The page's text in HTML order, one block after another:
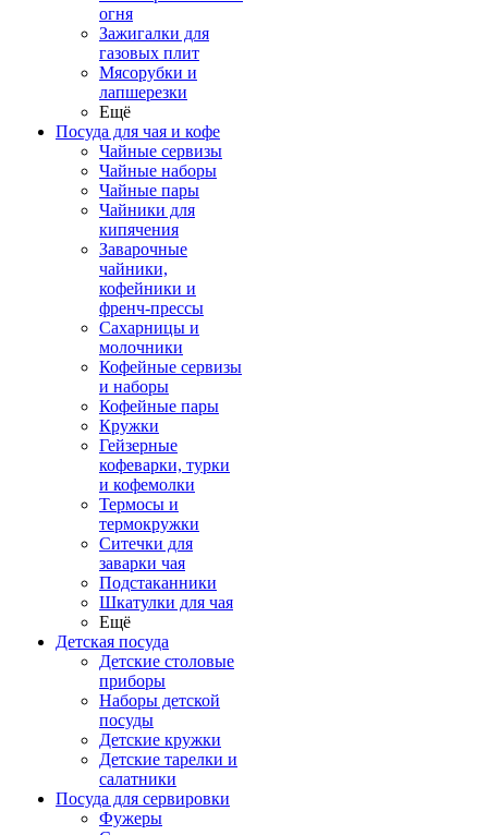
огня
Зажигалки для
газовых плит
Мясорубки и
лапшерезки
Ещё
Посуда для чая и кофе
Чайные сервизы
Чайные наборы
Чайные пары
Чайники для
кипячения
Заварочные
чайники,
кофейники и
френч-прессы
Сахарницы и
молочники
Кофейные сервизы
и наборы
Кофейные пары
Кружки
Гейзерные
кофеварки, турки
и кофемолки
Термосы и
термокружки
Ситечки для
заварки чая
Подстаканники
Шкатулки для чая
Ещё
Детская посуда
Детские столовые
приборы
Наборы детской
посуды
Детские кружки
Детские тарелки и
салатники
Посуда для сервировки
Фужеры